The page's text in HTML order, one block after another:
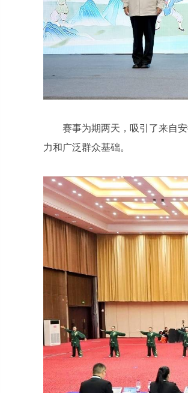
赛事为期两天，吸引了来自
力和广泛群众基础。